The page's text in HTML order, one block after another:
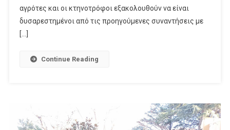
αγρότες και οι κτηνοτρόφοι εξακολουθούν να είναι
δυσαρεστημένοι από τις προηγούμενες συναντήσεις με
[…]
Continue Reading